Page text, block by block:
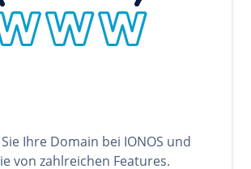
Ihre Domain bei IONOS und
von zahlreichen Features.